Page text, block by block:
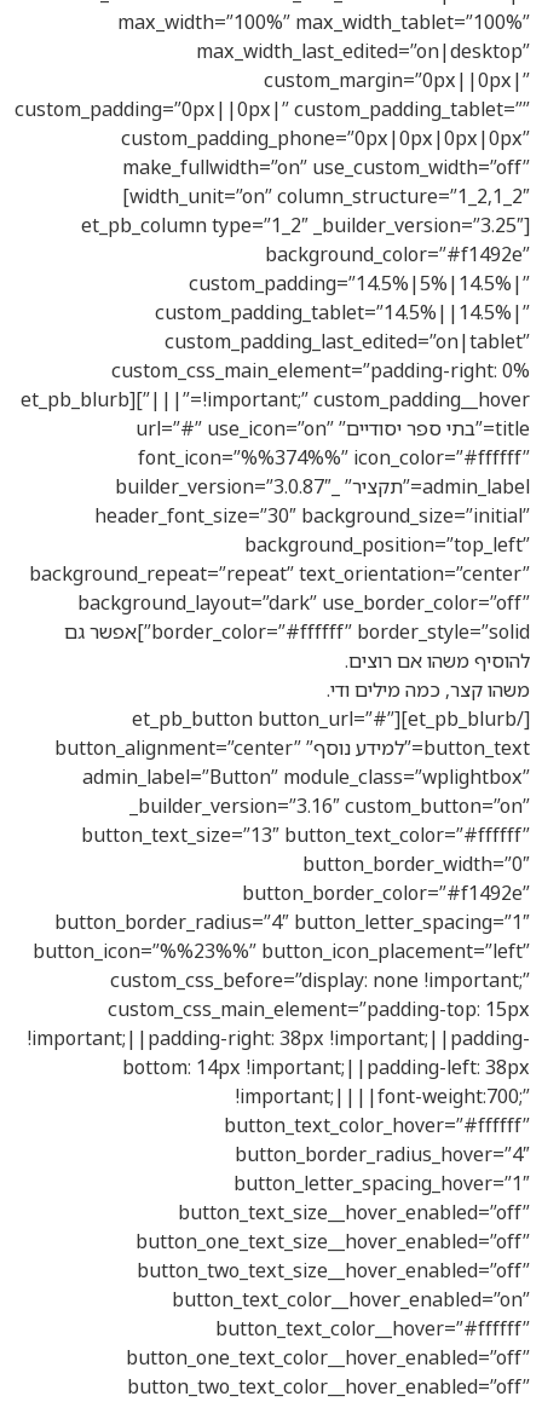
max_width=”100%” max_width_tablet=”100%”
max_width_last_edited=”on|desktop”
custom_margin=”0px||0px|”
custom_padding=”0px||0px|” custom_padding_tablet=””
custom_padding_phone=”0px|0px|0px|0px”
make_fullwidth=”on” use_custom_width=”off”
width_unit=”on” column_structure=”1_2,1_2″]
[et_pb_column type=”1_2″ _builder_version=”3.25″
background_color=”#f1492e”
custom_padding=”14.5%|5%|14.5%|”
custom_padding_tablet=”14.5%||14.5%|”
custom_padding_last_edited=”on|tablet”
custom_css_main_element=”padding-right: 0%
!important;” custom_padding__hover=”|||”][et_pb_blurb
title=”בתי ספר יסודיים” url=”#” use_icon=”on”
font_icon=”%%374%%” icon_color=”#ffffff”
admin_label=”תקציר” _builder_version=”3.0.87″
header_font_size=”30″ background_size=”initial”
background_position=”top_left”
background_repeat=”repeat” text_orientation=”center”
background_layout=”dark” use_border_color=”off”
border_color=”#ffffff” border_style=”solid”]אפשר גם
להוסיף משהו אם רוצים.
משהו קצר, כמה מילים ודי.
[/et_pb_blurb][et_pb_button button_url=”#”
button_text=”למידע נוסף” button_alignment=”center”
admin_label=”Button” module_class=”wplightbox”
_builder_version=”3.16″ custom_button=”on”
button_text_size=”13″ button_text_color=”#ffffff”
button_border_width=”0″
button_border_color=”#f1492e”
button_border_radius=”4″ button_letter_spacing=”1″
button_icon=”%%23%%” button_icon_placement=”left”
custom_css_before=”display: none !important;”
custom_css_main_element=”padding-top: 15px
!important;||padding-right: 38px !important;||padding-
bottom: 14px !important;||padding-left: 38px
!important;||||font-weight:700;”
button_text_color_hover=”#ffffff”
button_border_radius_hover=”4″
button_letter_spacing_hover=”1″
button_text_size__hover_enabled=”off”
button_one_text_size__hover_enabled=”off”
button_two_text_size__hover_enabled=”off”
button_text_color__hover_enabled=”on”
button_text_color__hover=”#ffffff”
button_one_text_color__hover_enabled=”off”
button_two_text_color__hover_enabled=”off”